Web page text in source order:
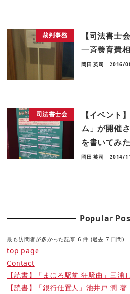
裁判事務
【司法書士
一斉養育費
岡田 英司 2016/
司法書士会
【イベント
ム」が開催
を書いてみた
岡田 英司 2014/
Popular
最も訪問者が多かった記事 6 件 (過去 7 日間)
top page
Contact
【読書】「まほろ駅前 狂騒曲」三浦
【読書】「銀行仕置人」池井戸 潤 著